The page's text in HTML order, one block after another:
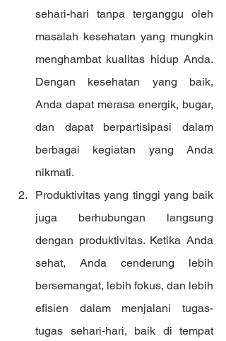
sehari-hari tanpa terganggu oleh
masalah kesehatan yang mungkin
menghambat kualitas hidup Anda.
Dengan kesehatan yang baik,
Anda dapat merasa energik, bugar,
dan dapat berpartisipasi dalam
berbagai kegiatan yang Anda
nikmati.
Produktivitas yang tinggi yang baik
juga berhubungan langsung
dengan produktivitas. Ketika Anda
sehat, Anda cenderung lebih
bersemangat, lebih fokus, dan lebih
efisien dalam menjalani tugas-
tugas sehari-hari, baik di tempat